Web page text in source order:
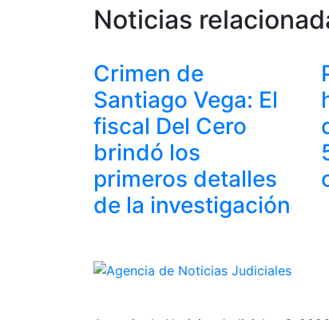
Noticias
Crimen de
Santiago Vega: El
fiscal Del Cero
brindó los
primeros detalles
de la investigación